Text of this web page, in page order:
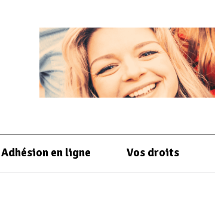
Adhésion en ligne Vos droits